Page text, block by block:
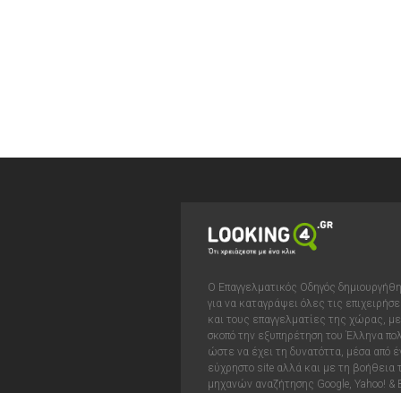
Ο Επαγγελματικός Οδηγός
για να καταγράψει όλες τις
και τους επαγγελματίες της χώρας, με
σκοπό την εξυπηρέτηση του Έλληνα
ώστε να έχει τη δυνατόττα, μέσα από
εύχρηστο site αλλά και με τη βοήθεια
μηχανών αναζήτησης Google, Yahoo! &